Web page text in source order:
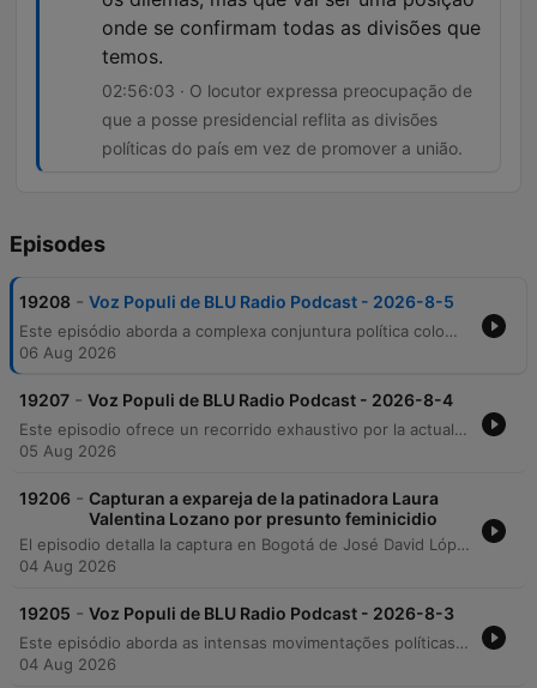
onde se confirmam todas as divisões que
temos.
02:56:03 · O locutor expressa preocupação de
que a posse presidencial reflita as divisões
políticas do país em vez de promover a união.
Episodes
19208 - Voz Populi de BLU Radio Podcast - 2026-8-5
Este episódio aborda a complexa conjuntura política colombiana, focando na transição de poder para Abelardo de la Espriella e as implicações da delegação dos Estados Unidos para a posse presidencial. A discussão explora as tensões entre os governos de Gustavo Petro e De la Espriella, as denúncias de corrupção envolvendo o novo presidente e a importância da cooperação judicial internacional. A programação também presta uma emocionante homenagem ao legado de Alfonso Lizarazzo e reflete sobre temas sociais, como a construção cultural da monogamia. O episódio encerra com atualizações sobre segurança nacional, alertas para o fenômeno do Niño e as movimentações políticas de figuras como Álvaro Uribe e Maria Fernanda Cabal.
06 Aug 2026
19207 - Voz Populi de BLU Radio Podcast - 2026-8-4
Este episodio ofrece un recorrido exhaustivo por la actualidad política, social y deportiva. El programa inicia con un repaso por noticias deportivas en Argentina y anécdotas de futbolistas en Colombia, para luego profundizar en los nombramientos diplomáticos y cambios en la cúpula de la Policía Nacional bajo el gobierno electo de Abelardo de la Espriella. A través de diversos segmentos, se analizan temas críticos como la crisis energética y de salud en Colombia, las tensiones de seguridad por amenazas de explosivos en Cali y las nuevas estrategias de lucha contra el narcotráfico en el Caribe. El episodio también integra reflexiones culturales sobre música, ciencia y sociedad, cerrando con actualizaciones judiciales sobre casos de alto impacto nacional.
05 Aug 2026
19206 - Capturan a expareja de la patinadora Laura
Valentina Lozano por presunto feminicidio
El episodio detalla la captura en Bogotá de José David López, presunto responsable del feminicidio de la patinadora Laura Valentina Lozano, ocurrido en febrero en el barrio Cedritos. La noticia destaca un giro en la investigación tras una nueva imputación de cargos realizada por la Fiscalía, lo que permitió revocar la libertad que el sujeto gozaba tras una decisión judicial previa. La información incluye detalles sobre las pruebas presentadas, como testimonios clave y conductas estereotípicas detectadas durante la relación. La juez de garantías ordenó una nueva medida de aseguramiento al considerar al implicado un peligro para la sociedad.
04 Aug 2026
19205 - Voz Populi de BLU Radio Podcast - 2026-8-3
Este episódio aborda as intensas movimentações políticas e militares na Colômbia, com foco nas novas nomeações da cúpula militar e a estratégia de reincorporação de generais para o governo de Abelardo de la Espriella. O debate explora o equilíbrio entre a capacidade ofensiva das forças armadas e o respeito aos direitos humanos, além de analisar as propostas controversas de Gustavo Petro sobre guardias populares. A programação também detalha os desafios fiscais do novo governo, incluindo déficits identificados no processo de empalme, e discute escândalos de corrupção envolvendo figuras políticas. Entre notícias de segurança pública, como atentados em Cúcuta e alertas vulcânicos, o episódio encerra com análises sobre as candidaturas locais e a reestruturação partidária no cenário colombiano.
04 Aug 2026